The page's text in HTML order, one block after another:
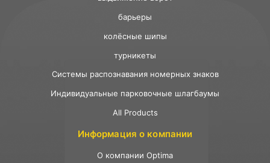
барьеры
колёсные шипы
турникеты
Системы распознавания номерных знаков
Индивидуальные парковочные шлагбаумы
All Products
Информация о компании
О компании Optima